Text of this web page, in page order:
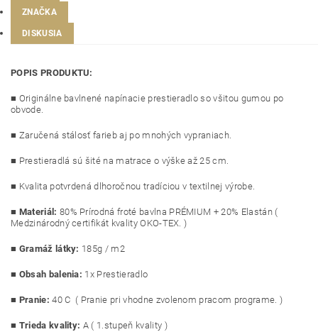
ZNAČKA
DISKUSIA
POPIS PRODUKTU:
■ Originálne bavlnené napínacie prestieradlo so všitou gumou po
obvode.
■ Zaručená stálosť farieb aj po mnohých vypraniach.
■ Prestieradlá sú šité na matrace o výške až 25 cm.
■ Kvalita potvrdená dlhoročnou tradíciou v textilnej výrobe.
■ Materiál: 80% Prírodná froté bavlna PRÉMIUM + 20% Elastán (
Medzinárodný certifikát kvality OKO-TEX. )
■ Gramáž látky: 185g / m2
■ Obsah balenia: 1x Prestieradlo
■ Pranie: 40 C ( Pranie pri vhodne zvolenom pracom programe. )
■ Trieda kvality: A ( 1.stupeň kvality )